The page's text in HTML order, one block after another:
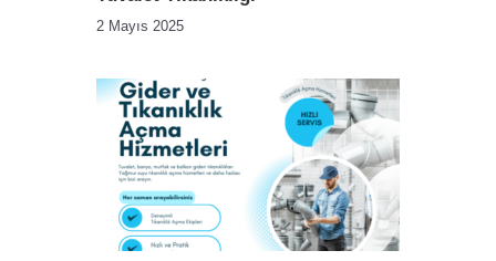
2 Mayıs 2025